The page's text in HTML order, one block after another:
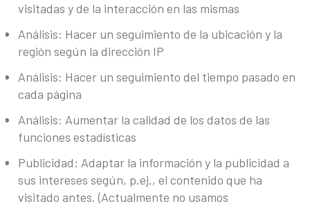
visitadas y de la interacción en las mismas
Análisis: Hacer un seguimiento de la ubicación y la
región según la dirección IP
Análisis: Hacer un seguimiento del tiempo pasado en
cada página
Análisis: Aumentar la calidad de los datos de las
funciones estadísticas
Publicidad: Adaptar la información y la publicidad a
sus intereses según, p.ej., el contenido que ha
visitado antes. (Actualmente no usamos